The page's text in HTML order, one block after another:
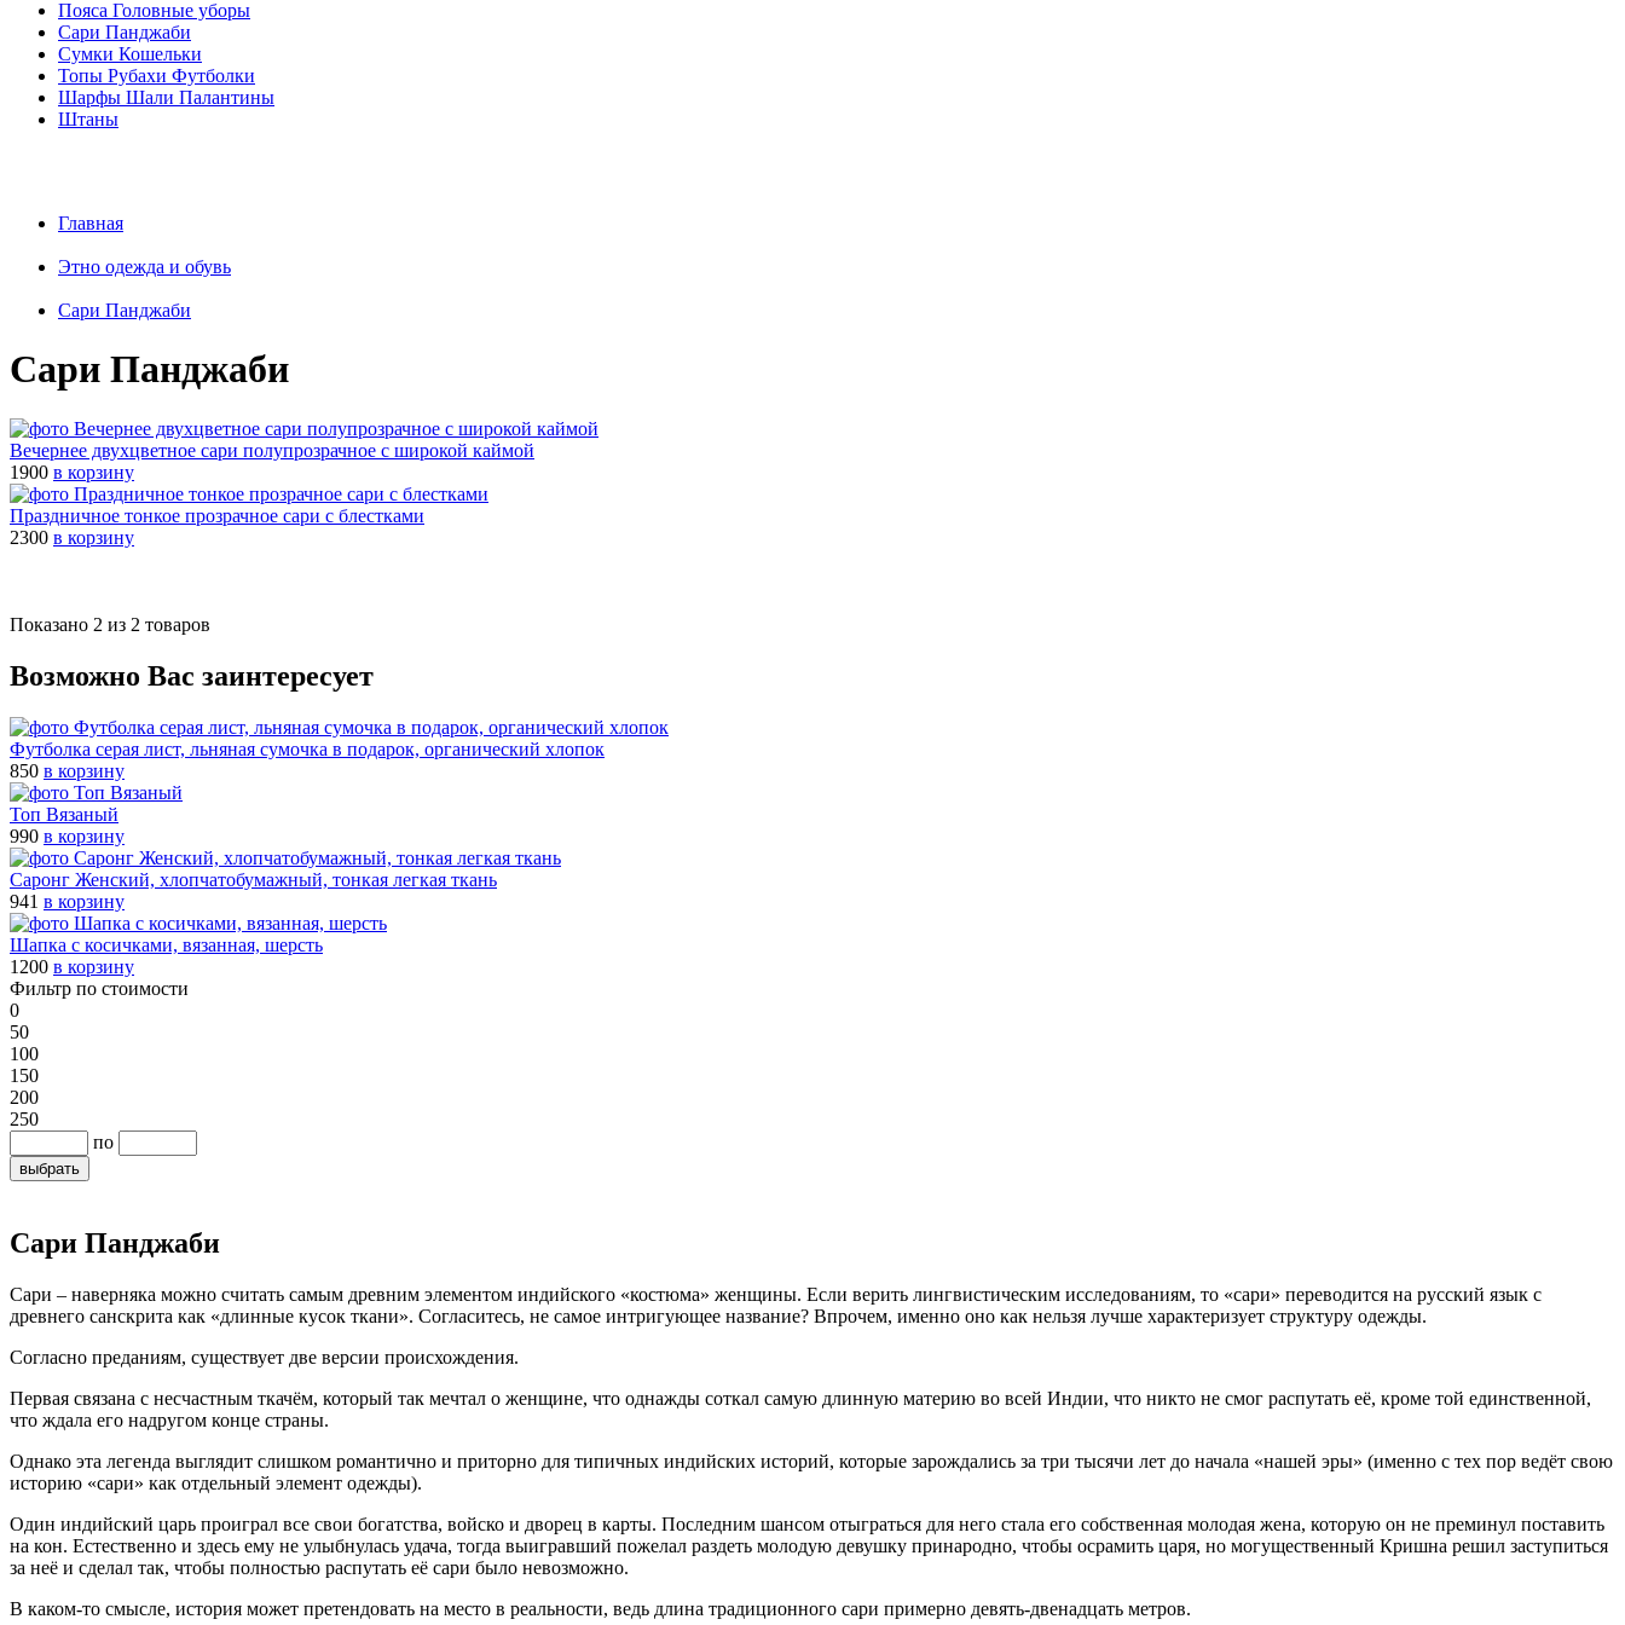
Пояса Головные уборы
Сари Панджаби
Сумки Кошельки
Топы Рубахи Футболки
Шарфы Шали Палантины
Штаны
Главная
Этно одежда и обувь
Сари Панджаби
Сари Панджаби
Вечернее двухцветное сари полупрозрачное с широкой каймой
1900 в корзину
Праздничное тонкое прозрачное сари с блестками
2300 в корзину
Показано 2 из 2 товаров
Возможно Вас заинтересует
Футболка серая лист, льняная сумочка в подарок, органический хлопок
850 в корзину
Топ Вязаный
990 в корзину
Саронг Женский, хлопчатобумажный, тонкая легкая ткань
941 в корзину
Шапка с косичками, вязанная, шерсть
1200 в корзину
Фильтр по стоимости
0
50
100
150
200
250
по
Сари Панджаби
Сари – наверняка можно считать самым древним элементом индийского «костюма» женщины. Если верить лингвистическим исследованиям, то «сари» переводится на русский язык с
древнего санскрита как «длинные кусок ткани». Согласитесь, не самое интригующее название? Впрочем, именно оно как нельзя лучше характеризует структуру одежды.
Согласно преданиям, существует две версии происхождения.
Первая связана с несчастным ткачём, который так мечтал о женщине, что однажды соткал самую длинную материю во всей Индии, что никто не смог распутать её, кроме той единственной,
что ждала его надругом конце страны.
Однако эта легенда выглядит слишком романтично и приторно для типичных индийских историй, которые зарождались за три тысячи лет до начала «нашей эры» (именно с тех пор ведёт свою
историю «сари» как отдельный элемент одежды).
Один индийский царь проиграл все свои богатства, войско и дворец в карты. Последним шансом отыграться для него стала его собственная молодая жена, которую он не преминул поставить
на кон. Естественно и здесь ему не улыбнулась удача, тогда выигравший пожелал раздеть молодую девушку принародно, чтобы осрамить царя, но могущественный Кришна решил заступиться
за неё и сделал так, чтобы полностью распутать её сари было невозможно.
В каком-то смысле, история может претендовать на место в реальности, ведь длина традиционного сари примерно девять-двенадцать метров.